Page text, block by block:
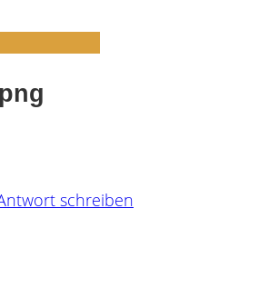
schreiben